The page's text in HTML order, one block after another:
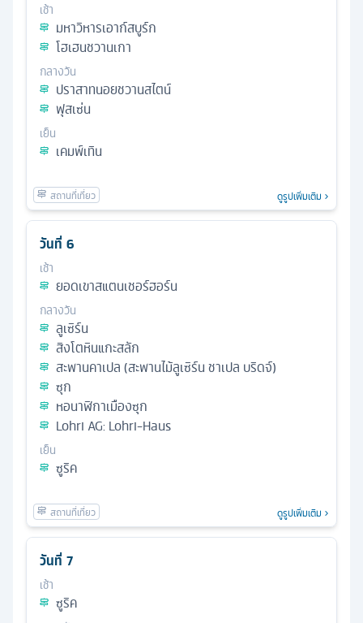
เช้า
มหาวิหารเอาก์สบูร์ก
โฮเฮนชวานเกา
กลางวัน
ปราสาทนอยชวานสไตน์
ฟุสเซ่น
เย็น
เคมพ์เทิน
ดูรูปเพิ่มเติม
วันที่ 6
เช้า
ยอดเขาสแตนเชอร์ฮอร์น
กลางวัน
ลูเซิร์น
สิงโตหินแกะสลัก
สะพานคาเปล (สะพานไม้ลูเซิร์น ชาเปล บริดจ์)
ซุก
หอนาฬิกาเมืองซุก
Lohri AG: Lohri-Haus
เย็น
ซูริค
ดูรูปเพิ่มเติม
วันที่ 7
เช้า
ซูริค